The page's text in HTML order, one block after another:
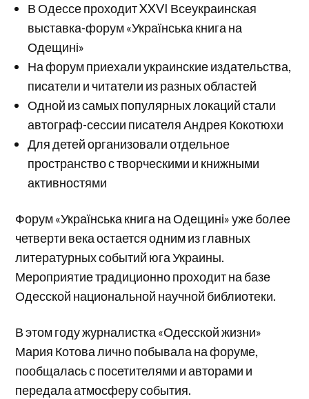
В Одессе проходит XXVI Всеукраинская
выставка-форум «Українська книга на
Одещині»
На форум приехали украинские издательства,
писатели и читатели из разных областей
Одной из самых популярных локаций стали
автограф-сессии писателя Андрея Кокотюхи
Для детей организовали отдельное
пространство с творческими и книжными
активностями
Форум «Українська книга на Одещині» уже более
четверти века остается одним из главных
литературных событий юга Украины.
Мероприятие традиционно проходит на базе
Одесской национальной научной библиотеки.
В этом году журналистка «Одесской жизни»
Мария Котова лично побывала на форуме,
пообщалась с посетителями и авторами и
передала атмосферу события.